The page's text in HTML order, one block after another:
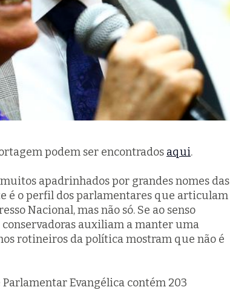
podem ser encontrados aqui.
apadrinhados por grandes nomes das
é o perfil dos parlamentares que articulam
Nacional, mas não só. Se ao senso
auxiliam a manter uma
rotineiros da política mostram que não é
Evangélica contém 203